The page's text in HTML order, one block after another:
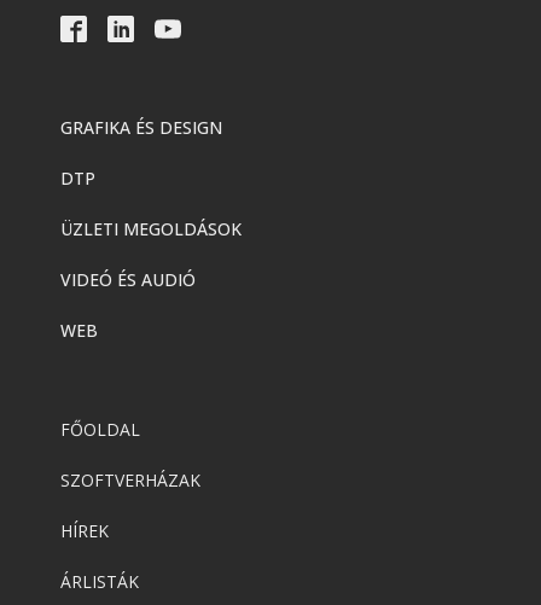
GRAFIKA ÉS DESIGN
DTP
ÜZLETI MEGOLDÁSOK
VIDEÓ ÉS AUDIÓ
WEB
FŐOLDAL
SZOFTVERHÁZAK
HÍREK
ÁRLISTÁK